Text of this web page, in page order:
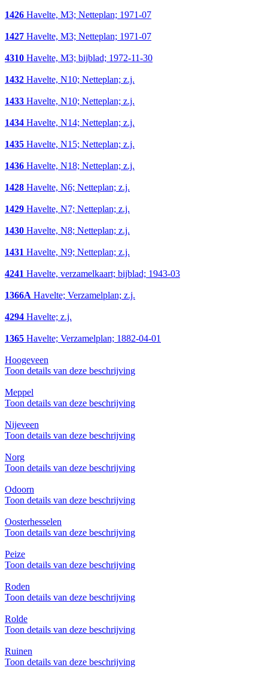
1426 Havelte, M3; Netteplan; 1971-07
1427 Havelte, M3; Netteplan; 1971-07
4310 Havelte, M3; bijblad; 1972-11-30
1432 Havelte, N10; Netteplan; z.j.
1433 Havelte, N10; Netteplan; z.j.
1434 Havelte, N14; Netteplan; z.j.
1435 Havelte, N15; Netteplan; z.j.
1436 Havelte, N18; Netteplan; z.j.
1428 Havelte, N6; Netteplan; z.j.
1429 Havelte, N7; Netteplan; z.j.
1430 Havelte, N8; Netteplan; z.j.
1431 Havelte, N9; Netteplan; z.j.
4241 Havelte, verzamelkaart; bijblad; 1943-03
1366A Havelte; Verzamelplan; z.j.
4294 Havelte; z.j.
1365 Havelte; Verzamelplan; 1882-04-01
Hoogeveen
Toon details van deze beschrijving
Meppel
Toon details van deze beschrijving
Nijeveen
Toon details van deze beschrijving
Norg
Toon details van deze beschrijving
Odoorn
Toon details van deze beschrijving
Oosterhesselen
Toon details van deze beschrijving
Peize
Toon details van deze beschrijving
Roden
Toon details van deze beschrijving
Rolde
Toon details van deze beschrijving
Ruinen
Toon details van deze beschrijving